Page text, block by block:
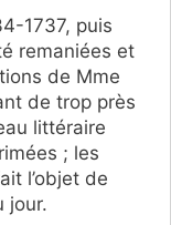
1737, puis
remaniées et
de Mme
de trop près
littéraire
; les
l’objet de
jour.